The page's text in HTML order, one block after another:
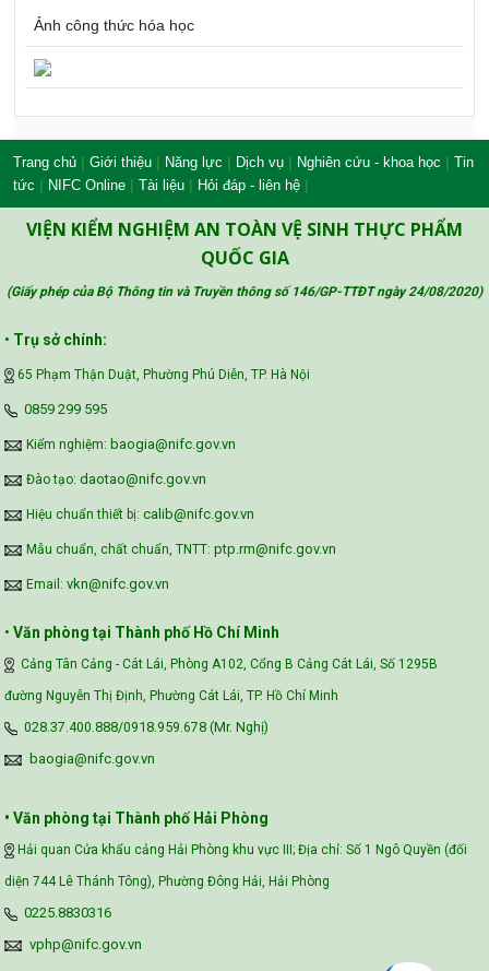
Ảnh công thức hóa học
Trang chủ | Giới thiệu | Năng lực | Dịch vụ | Nghiên cứu - khoa học | Tin
tức | NIFC Online | Tài liệu | Hỏi đáp - liên hệ |
VIỆN KIỂM NGHIỆM AN TOÀN VỆ SINH THỰC PHẨM
QUỐC GIA
(Giấy phép của Bộ Thông tin và Truyền thông số 146/GP-TTĐT ngày 24/08/2020)
• Trụ sở chính:
65 Phạm Thận Duật, Phường Phú Diễn, TP. Hà Nội
‪0859 299 595‬
Kiểm nghiệm: baogia@nifc.gov.vn
Đào tạo: daotao@nifc.gov.vn
Hiệu chuẩn thiết bị: calib@nifc.gov.vn
Mẫu chuẩn, chất chuẩn, TNTT: ptp.rm@nifc.gov.vn
Email: vkn@nifc.gov.vn
• Văn phòng tại Thành phố Hồ Chí Minh
Cảng Tân Cảng - Cát Lái, Phòng A102, Cổng B Cảng Cát Lái, Số 1295B
đường Nguyễn Thị Định, Phường Cát Lái, TP. Hồ Chí Minh
028.37.400.888/0918.959.678 (Mr. Nghị)
baogia@nifc.gov.vn
• Văn phòng tại Thành phố Hải Phòng
Hải quan Cửa khẩu cảng Hải Phòng khu vực III; Địa chỉ: Số 1 Ngô Quyền (đối
diện 744 Lê Thánh Tông), Phường Đông Hải, Hải Phòng
0225.8830316
vphp@nifc.gov.vn